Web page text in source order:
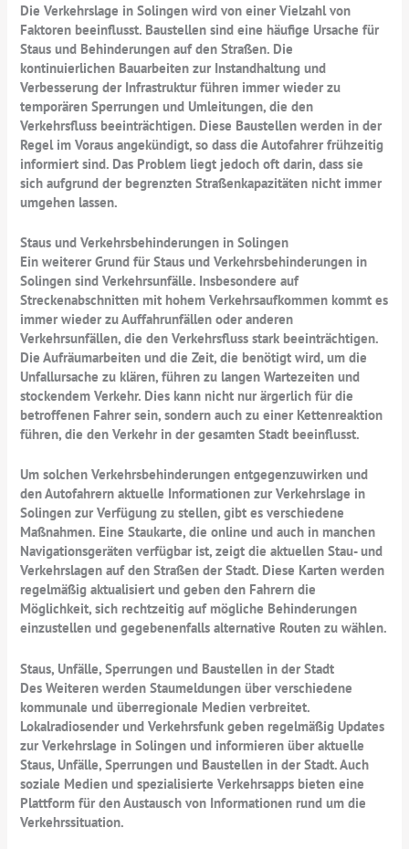
Die Verkehrslage in Solingen wird von einer Vielzahl von
Faktoren beeinflusst. Baustellen sind eine häufige Ursache für
Staus und Behinderungen auf den Straßen. Die
kontinuierlichen Bauarbeiten zur Instandhaltung und
Verbesserung der Infrastruktur führen immer wieder zu
temporären Sperrungen und Umleitungen, die den
Verkehrsfluss beeinträchtigen. Diese Baustellen werden in der
Regel im Voraus angekündigt, so dass die Autofahrer frühzeitig
informiert sind. Das Problem liegt jedoch oft darin, dass sie
sich aufgrund der begrenzten Straßenkapazitäten nicht immer
umgehen lassen.
Staus und Verkehrsbehinderungen in Solingen
Ein weiterer Grund für Staus und Verkehrsbehinderungen in
Solingen sind Verkehrsunfälle. Insbesondere auf
Streckenabschnitten mit hohem Verkehrsaufkommen kommt es
immer wieder zu Auffahrunfällen oder anderen
Verkehrsunfällen, die den Verkehrsfluss stark beeinträchtigen.
Die Aufräumarbeiten und die Zeit, die benötigt wird, um die
Unfallursache zu klären, führen zu langen Wartezeiten und
stockendem Verkehr. Dies kann nicht nur ärgerlich für die
betroffenen Fahrer sein, sondern auch zu einer Kettenreaktion
führen, die den Verkehr in der gesamten Stadt beeinflusst.
Um solchen Verkehrsbehinderungen entgegenzuwirken und
den Autofahrern aktuelle Informationen zur Verkehrslage in
Solingen zur Verfügung zu stellen, gibt es verschiedene
Maßnahmen. Eine Staukarte, die online und auch in manchen
Navigationsgeräten verfügbar ist, zeigt die aktuellen Stau- und
Verkehrslagen auf den Straßen der Stadt. Diese Karten werden
regelmäßig aktualisiert und geben den Fahrern die
Möglichkeit, sich rechtzeitig auf mögliche Behinderungen
einzustellen und gegebenenfalls alternative Routen zu wählen.
Staus, Unfälle, Sperrungen und Baustellen in der Stadt
Des Weiteren werden Staumeldungen über verschiedene
kommunale und überregionale Medien verbreitet.
Lokalradiosender und Verkehrsfunk geben regelmäßig Updates
zur Verkehrslage in Solingen und informieren über aktuelle
Staus, Unfälle, Sperrungen und Baustellen in der Stadt. Auch
soziale Medien und spezialisierte Verkehrsapps bieten eine
Plattform für den Austausch von Informationen rund um die
Verkehrssituation.